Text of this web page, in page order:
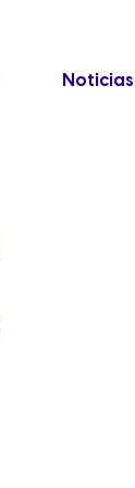
Noticias